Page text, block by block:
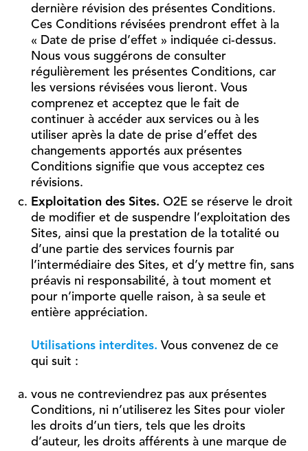
dernière révision des présentes Conditions.
Ces Conditions révisées prendront effet à la
« Date de prise d’effet » indiquée ci-dessus.
Nous vous suggérons de consulter
régulièrement les présentes Conditions, car
les versions révisées vous lieront. Vous
comprenez et acceptez que le fait de
continuer à accéder aux services ou à les
utiliser après la date de prise d’effet des
changements apportés aux présentes
Conditions signifie que vous acceptez ces
révisions.
Exploitation des Sites. O2E se réserve le droit
de modifier et de suspendre l’exploitation des
Sites, ainsi que la prestation de la totalité ou
d’une partie des services fournis par
l’intermédiaire des Sites, et d’y mettre fin, sans
préavis ni responsabilité, à tout moment et
pour n’importe quelle raison, à sa seule et
entière appréciation.
Utilisations interdites. Vous convenez de ce
qui suit :
vous ne contreviendrez pas aux présentes
Conditions, ni n’utiliserez les Sites pour violer
les droits d’un tiers, tels que les droits
d’auteur, les droits afférents à une marque de